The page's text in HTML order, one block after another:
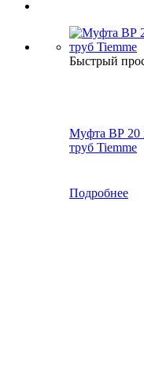
Быстрый
Муфта ВР 20
труб Tiemme
Подробнее